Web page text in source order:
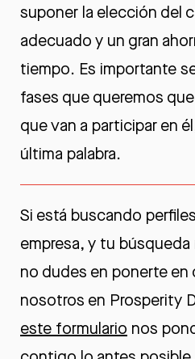
suponer la elección del
adecuado y un gran
tiempo. Es importante
fases que queremos
que van a participar en
última palabra.
Si está buscando
empresa, y tu
no dudes en ponerte
nosotros en Prosperity
este formulario nos